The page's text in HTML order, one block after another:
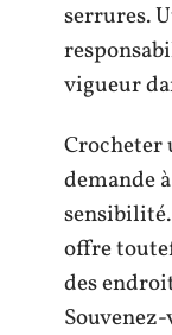
serrures.
vigueur
Crocheter
demande
offre
des